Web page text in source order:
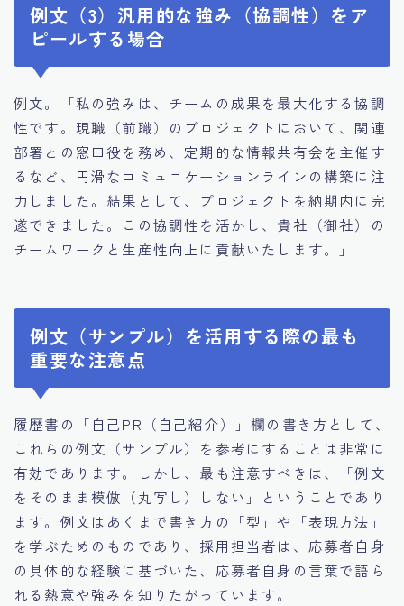
例文（3）汎用的な強み（協調性）をア
ピールする場合
例文。「私の強みは、チームの成果を最大化する協調
性です。現職（前職）のプロジェクトにおいて、関連
部署との窓口役を務め、定期的な情報共有会を主催す
るなど、円滑なコミュニケーションラインの構築に注
力しました。結果として、プロジェクトを納期内に完
遂できました。この協調性を活かし、貴社（御社）の
チームワークと生産性向上に貢献いたします。」
例文（サンプル）を活用する際の最も
重要な注意点
履歴書の「自己PR（自己紹介）」欄の書き方として、
これらの例文（サンプル）を参考にすることは非常に
有効であります。しかし、最も注意すべきは、「例文
をそのまま模倣（丸写し）しない」ということであり
ます。例文はあくまで書き方の「型」や「表現方法」
を学ぶためのものであり、採用担当者は、応募者自身
の具体的な経験に基づいた、応募者自身の言葉で語ら
れる熱意や強みを知りたがっています。